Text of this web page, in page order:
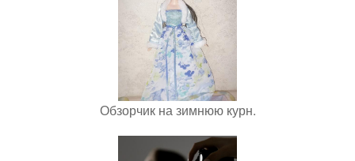
Обзорчик на зимнюю курн.